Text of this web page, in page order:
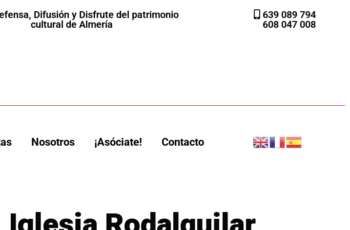
Difusión y Disfrute del patrimonio
cultural de Almería
639 089 794
608 047 008
Nosotros ¡Asóciate! Contacto